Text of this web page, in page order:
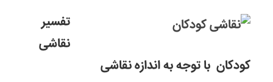
تفسیر
نقاشی
کودکان با توجه بهاندازه نقاشی